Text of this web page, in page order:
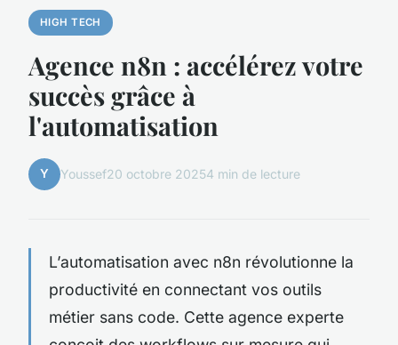
HIGH TECH
Agence n8n : accélérez votre
succès grâce à
l'automatisation
Y Youssef20 octobre 20254 min de lecture
L’automatisation avec n8n révolutionne la
productivité en connectant vos outils
métier sans code. Cette agence experte